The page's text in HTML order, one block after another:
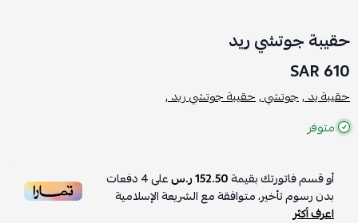
حقيبة جوتشي ريد
610 SAR
حقيبة يد ,جوتشي ,حقيبة جوتشي ريد ,
متوفر
أو قسم فاتورتك بقيمة152.50 ر.س على4دفعات
بدون رسوم تأخير، متوافقة مع الشريعة الإسلامية
اعرف أكثر